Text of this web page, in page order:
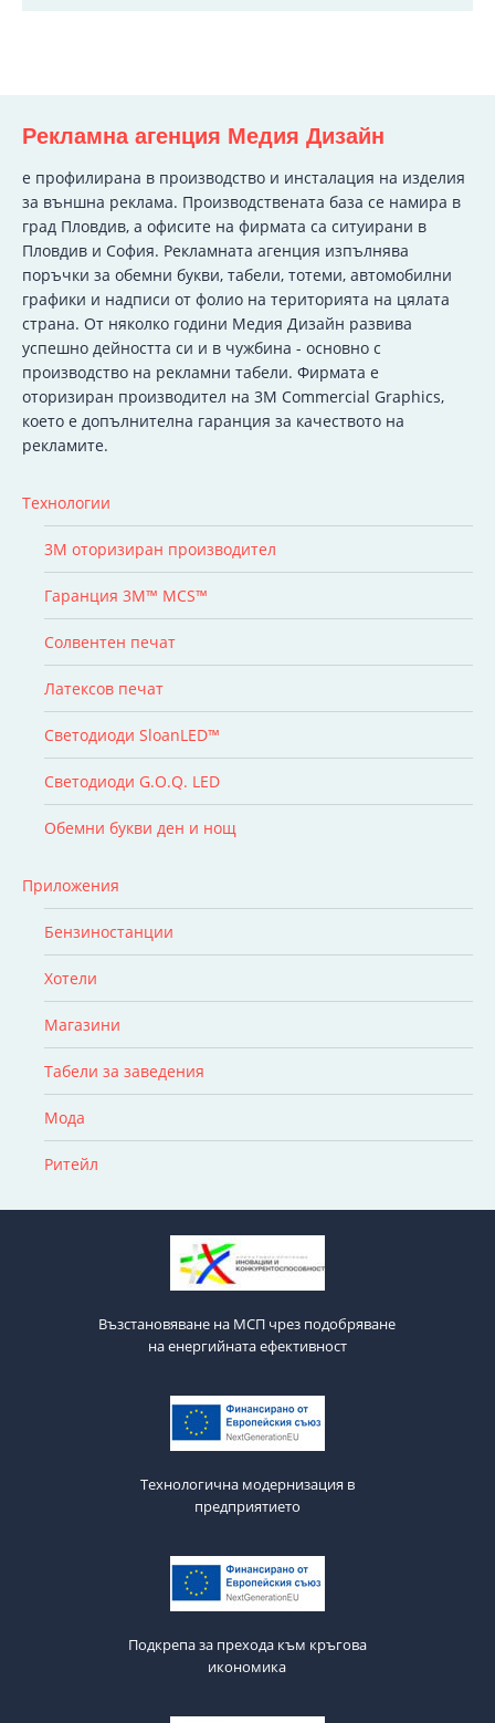
Рекламна агенция Медия Дизайн
e профилирана в производство и инсталация на изделия
за външна реклама. Производствената база се намира в
град Пловдив, а офисите на фирмата са ситуирани в
Пловдив и София. Рекламната агенция изпълнява
поръчки за обемни букви, табели, тотеми, автомобилни
графики и надписи от фолио на територията на цялата
страна. От няколко години Медия Дизайн развива
успешно дейността си и в чужбина - основно с
производство на рекламни табели. Фирмата е
оторизиран производител на 3M Commercial Graphics,
което е допълнителна гаранция за качеството на
рекламите.
Технологии
3M оторизиран производител
Гаранция 3M™ MCS™
Солвентен печат
Латексов печат
Светодиоди SloanLED™
Светодиоди G.O.Q. LED
Обемни букви ден и нощ
Приложения
Бензиностанции
Хотели
Магазини
Табели за заведения
Мода
Ритейл
Възстановяване на МСП чрез подобряване
на енергийната ефективност
Технологична модернизация в
предприятието
Подкрепа за прехода към кръгова
икономика